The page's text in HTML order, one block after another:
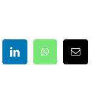
LinkedIn WhatsApp
E-
Mail